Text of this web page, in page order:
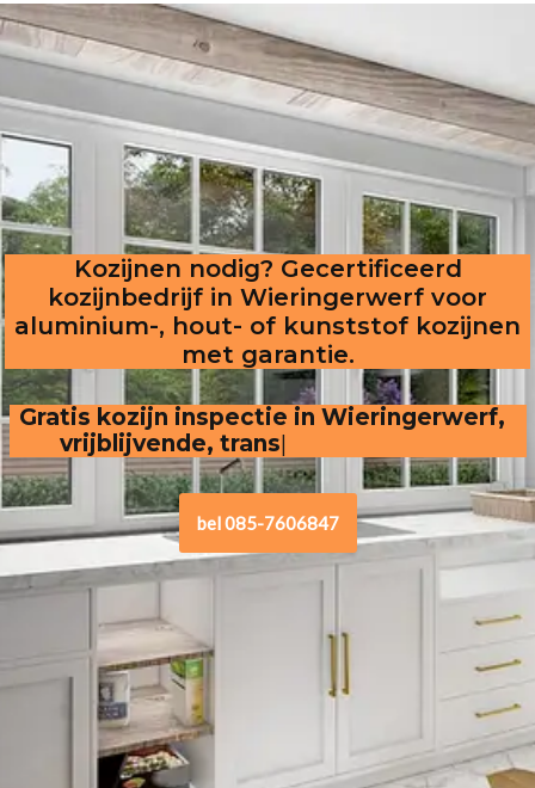
Kozijnen nodig? Gecertificeerd
kozijnbedrijf in Wieringerwerf voor
aluminium-, hout- of kunststof kozijnen
met garantie.
Gratis kozijn inspectie in Wieringerwerf,
vrijblijvende, transparante offerte
bel 085-7606847